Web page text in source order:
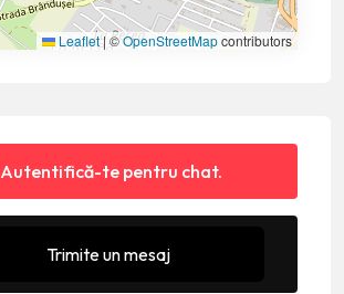
Leaflet|©OpenStreetMapcontributors
Autentifică-te pentru chat.
Trimite un mesaj